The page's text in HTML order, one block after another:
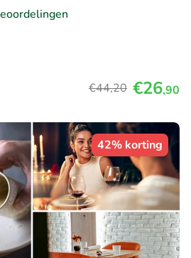
€44,20 €26,90
42% korting